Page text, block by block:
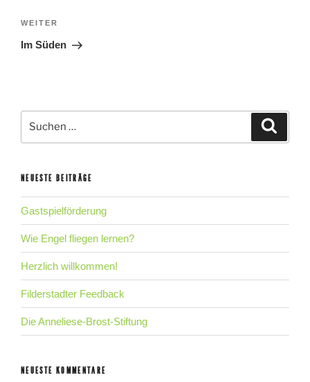
Nächster
Beitrag
WEITER
Im Süden
nach:
NEUESTE BEITRÄGE
Gastspielförderung
Wie Engel fliegen lernen?
Herzlich willkommen!
Filderstadter Feedback
Die Anneliese-Brost-Stiftung
NEUESTE KOMMENTARE